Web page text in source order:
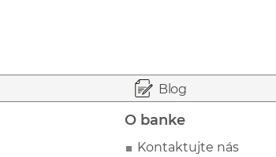
Blog
O banke
Kontaktujte nás